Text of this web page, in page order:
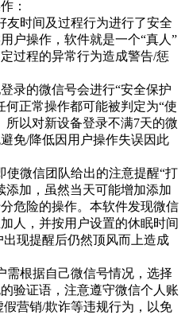
：
友时间及过程行为进行了安全
户操作，软件就是一个“真人”
过程的异常行为造成警告/惩
录的微信号会进行“安全保护
正常操作都可能被判定为“使
所以对新设备登录不满7天的微
免/降低因用户操作失误因此
使微信团队给出的注意提醒“打
添加，虽然当天可能增加添加
危险的操作。本软件发现微信
人，并按用户设置的休眠时间
现提醒后仍然顶风而上造成
需根据自己微信号情况，选择
验证语，注意遵守微信个人账
营销/欺诈等违规行为，以免